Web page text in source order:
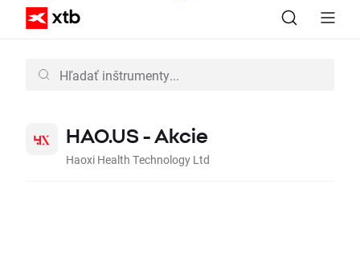
HAO.US - Akcie
Haoxi Health Technology Ltd